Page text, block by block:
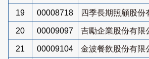
19 00008718 四季長期照顧股份
20 00009097 吉勵企業股份有限
21 00009104 金波餐飲股份有限